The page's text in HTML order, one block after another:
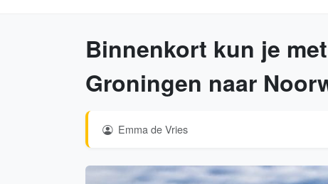
Binnenkort kun je
Groningen naar
Emma de Vries